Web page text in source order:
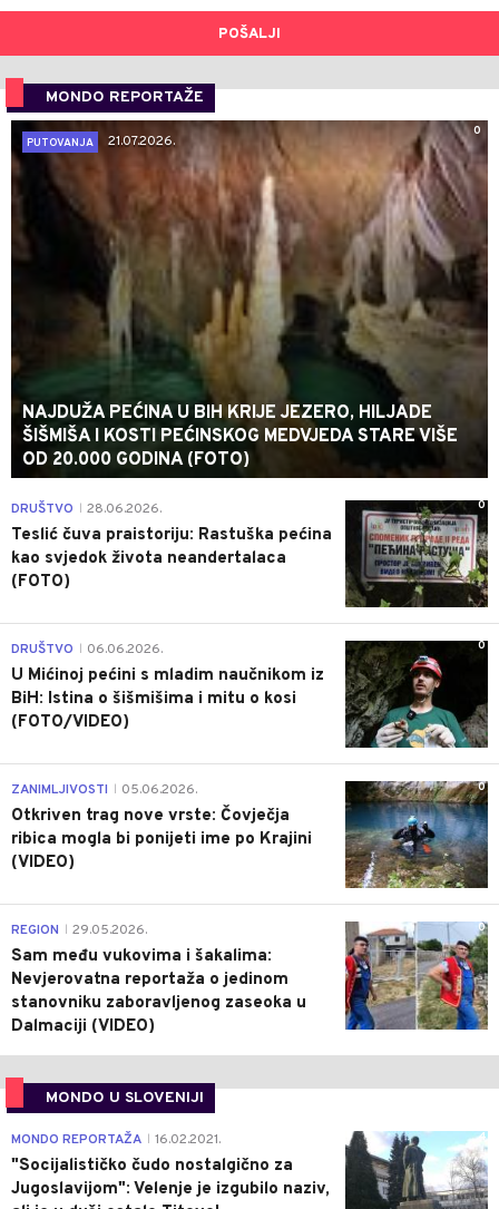
POŠALJI
MONDO REPORTAŽE
0
PUTOVANJA
21.07.2026.
NAJDUŽA PEĆINA U BIH KRIJE JEZERO, HILJADE
ŠIŠMIŠA I KOSTI PEĆINSKOG MEDVJEDA STARE VIŠE
OD 20.000 GODINA (FOTO)
0
DRUŠTVO 28.06.2026.
Teslić čuva praistoriju: Rastuška pećina
kao svjedok života neandertalaca
(FOTO)
0
DRUŠTVO 06.06.2026.
U Mićinoj pećini s mladim naučnikom iz
BiH: Istina o šišmišima i mitu o kosi
(FOTO/VIDEO)
0
ZANIMLJIVOSTI 05.06.2026.
Otkriven trag nove vrste: Čovječja
ribica mogla bi ponijeti ime po Krajini
(VIDEO)
0
REGION 29.05.2026.
Sam među vukovima i šakalima:
Nevjerovatna reportaža o jedinom
stanovniku zaboravljenog zaseoka u
Dalmaciji (VIDEO)
MONDO U SLOVENIJI
4
MONDO REPORTAŽA 16.02.2021.
"Socijalističko čudo nostalgično za
Jugoslavijom": Velenje je izgubilo naziv,